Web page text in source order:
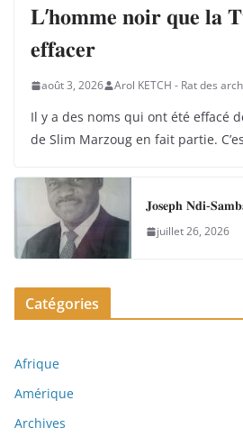
𝐋’𝐡𝐨𝐦𝐦𝐞 𝐧𝐨𝐢𝐫 𝐪𝐮𝐞 𝐥𝐚
𝐞𝐟𝐟𝐚𝐜𝐞𝐫
août 3, 2026 Arol KETCH - Rat des
Il y a des noms qui ont été effacé
de Slim Marzoug en fait partie.
𝐉𝐨𝐬𝐞𝐩𝐡 𝐍𝐝𝐢-
juillet 26, 2026
Catégories
Afrique
Amérique
Archives